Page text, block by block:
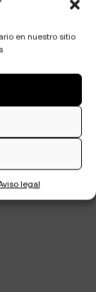
en nuestro sitio
legal